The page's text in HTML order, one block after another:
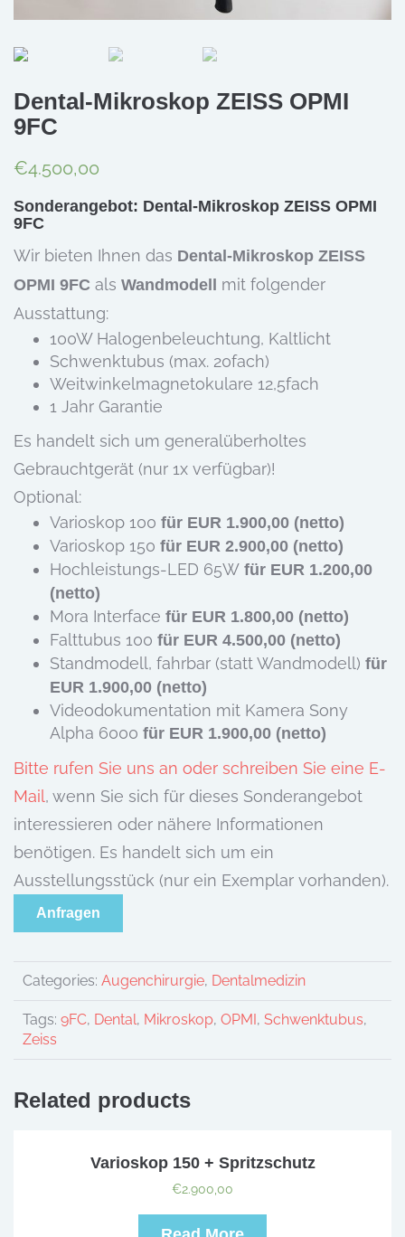
Dental-Mikroskop ZEISS OPMI
9FC
€4.500,00
Sonderangebot: Dental-Mikroskop ZEISS OPMI
9FC
Wir bieten Ihnen das Dental-Mikroskop ZEISS
OPMI 9FC als Wandmodell mit folgender
Ausstattung:
100W Halogenbeleuchtung, Kaltlicht
Schwenktubus (max. 20fach)
Weitwinkelmagnetokulare 12,5fach
1 Jahr Garantie
Es handelt sich um generalüberholtes
Gebrauchtgerät (nur 1x verfügbar)!
Optional:
Varioskop 100 für EUR 1.900,00 (netto)
Varioskop 150 für EUR 2.900,00 (netto)
Hochleistungs-LED 65W für EUR 1.200,00
(netto)
Mora Interface für EUR 1.800,00 (netto)
Falttubus 100 für EUR 4.500,00 (netto)
Standmodell, fahrbar (statt Wandmodell) für
EUR 1.900,00 (netto)
Videodokumentation mit Kamera Sony
Alpha 6000 für EUR 1.900,00 (netto)
Bitte rufen Sie uns an oder schreiben Sie eine E-
Mail, wenn Sie sich für dieses Sonderangebot
interessieren oder nähere Informationen
benötigen. Es handelt sich um ein
Ausstellungsstück (nur ein Exemplar vorhanden).
Anfragen
Categories: Augenchirurgie, Dentalmedizin
Tags: 9FC, Dental, Mikroskop, OPMI, Schwenktubus,
Zeiss
Related products
Varioskop 150 + Spritzschutz
€2.900,00